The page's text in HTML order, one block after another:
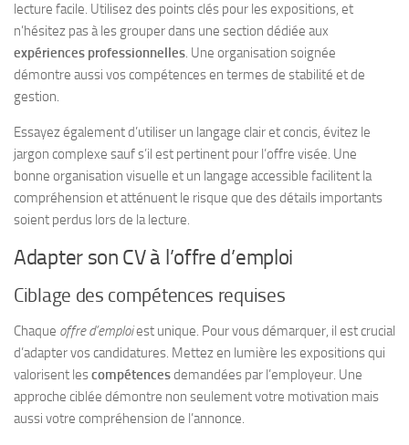
lecture facile. Utilisez des points clés pour les expositions, et
n’hésitez pas à les grouper dans une section dédiée aux
expériences professionnelles. Une organisation soignée
démontre aussi vos compétences en termes de stabilité et de
gestion.
Essayez également d’utiliser un langage clair et concis, évitez le
jargon complexe sauf s’il est pertinent pour l’offre visée. Une
bonne organisation visuelle et un langage accessible facilitent la
compréhension et atténuent le risque que des détails importants
soient perdus lors de la lecture.
Adapter son CV à l’offre d’emploi
Ciblage des compétences requises
Chaque offre d’emploiest unique. Pour vous démarquer, il est crucial
d’adapter vos candidatures. Mettez en lumière les expositions qui
valorisent lescompétencesdemandées par l’employeur. Une
approche ciblée démontre non seulement votre motivation mais
aussi votre compréhension de l’annonce.